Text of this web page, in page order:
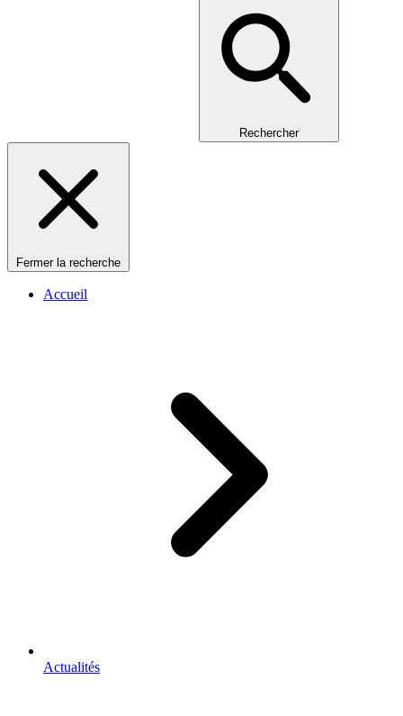
Rechercher
Fermer la recherche
Accueil
Actualités